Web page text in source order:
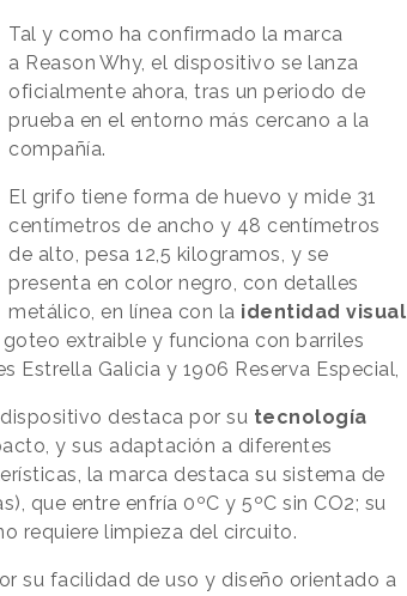
Tal y como ha confirmado la marca
a Reason Why, el dispositivo se lanza
oficialmente ahora, tras un periodo de
prueba en el entorno más cercano a la
compañía.
El grifo tiene forma de huevo y mide 31
centímetros de ancho y 48 centímetros
de alto, pesa 12,5 kilogramos, y se
presenta en color negro, con detalles
metálico, en línea con la identidad visual
extraible y funciona con barriles
Estrella Galicia y 1906 Reserva Especial,
destaca por su tecnología
y sus adaptación a diferentes
la marca destaca su sistema de
que entre enfría 0ºC y 5ºC sin CO2; su
requiere limpieza del circuito.
su facilidad de uso y diseño orientado a